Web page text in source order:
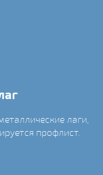
лаги,
профлист.